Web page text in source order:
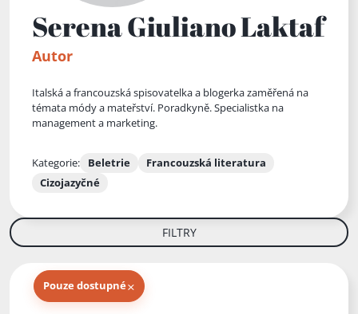
Serena Giuliano Laktaf
Autor
Italská a francouzská spisovatelka a blogerka zaměřená na
témata módy a mateřství. Poradkyně. Specialistka na
management a marketing.
Kategorie: Beletrie
Francouzská literatura
Cizojazyčné
FILTRY
Pouze dostupné×